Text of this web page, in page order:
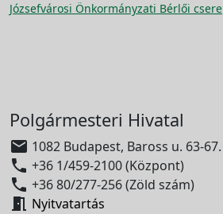
Józsefvárosi Önkormányzati Bérlői csere
Polgármesteri Hivatal
 1082 Budapest, Baross u. 63-67.
 +36 1/459-2100 (Központ)
 +36 80/277-256 (Zöld szám)
 Nyitvatartás